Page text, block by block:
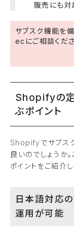
販売にも対
サブスク機能を
ecにご相談くださ
Shopifyの定
ぶポイント
Shopifyでサブス
良いのでしょうか
ポイントをご紹介し
日本語対応
運用が可能